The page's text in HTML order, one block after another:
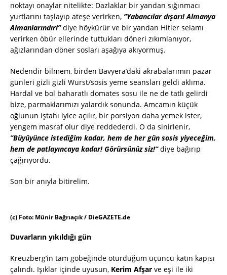
noktayı onaylar nitelikte: Dazlaklar bir yandan sığınmacı
yurtlarını taşlayıp ateşe verirken, ”Yabancılar dışarı! Almanya
Almanlarındır!”diye höykürür ve bir yandan Hitler selamı
verirken öbür ellerinde tuttukları döneri zıkımlanıyor,
ağızlarından döner sosları aşağıya akıyormuş.
Nedendir bilmem, birden Bavyera’daki akrabalarımın pazar
günleri gizli gizli Wurst/sosis yeme seansları geldi aklıma.
Hardal ve bol baharatlı domates sosu ile ne de tatlı gelirdi
bize, parmaklarımızı yalardık sonunda. Amcamın küçük
oğlunun iştahı iyice açılır, bir porsiyon daha yemek ister,
yengem masraf olur diye reddederdi. O da sinirlenir,
”Büyüyünce istediğim kadar, hem de her gün sosis yiyeceğim,
hem de patlayıncaya kadar! Görürsünüz siz!”diye bağırıp
çağırıyordu.
Son bir anıyla bitirelim.
(c) Foto: Münir Bağrıaçık / DieGAZETE.de
Duvarların yıkıldığı gün
Kreuzberg’in tam göbeğinde oturduğum üçüncü katın kapısı
çalındı. Işıklar içinde uyusun, Kerim Afşar ve eşi ile iki